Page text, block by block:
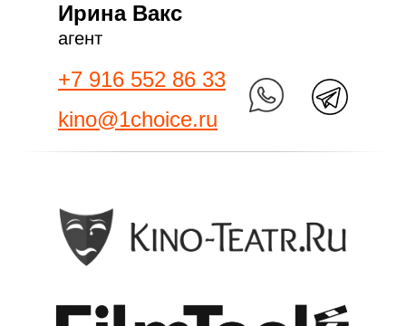
Ирина Вакс
+7 916 552 86 33
kino@1choice.ru
агент